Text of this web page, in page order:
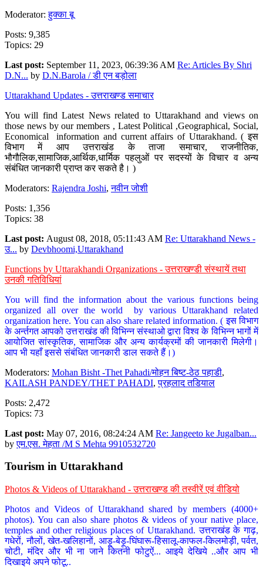
Moderator:हुक्का बू
Posts: 9,385
Topics: 29
Last post: September 11, 2023, 06:39:36 AM Re: Articles By Shri
D.N... by D.N.Barola / डी एन बड़ोला
Uttarakhand Updates - उत्तराखण्ड समाचार
You will find Latest News related to Uttarakhand and views on
those news by our members , Latest Political ,Geographical, Social,
Economical information and current affairs of Uttarakhand. ( इस
विभाग में आप उत्तराखंड के ताजा समाचार, राजनीतिक,
भौगौलिक,सामाजिक,आर्थिक,धार्मिक पहलुओं पर सदस्यों के विचार व अन्य
संबंधित जानकारी प्राप्त कर सकते है। )
Moderators: Rajendra Joshi,नवीन जोशी
Posts: 1,356
Topics: 38
Last post: August 08, 2018, 05:11:43 AM Re: Uttarakhand News -
उ... by Devbhoomi,Uttarakhand
Functions by Uttarakhandi Organizations - उत्तराखण्डी संस्थायें तथा
उनकी गतिविधियां
You will find the information about the various functions being
organized all over the world by various Uttarakhand related
organization here. You can also share related information. ( इस विभाग
के अर्न्तगत आपको उत्तराखंड की विभिन्न संस्थाओ द्वारा विश्व के विभिन्न भागों में
आयोजित सांस्कृतिक, सामाजिक और अन्य कार्यक्रमों की जानकारी मिलेगी।
आप भी यहाँ इससे संबंधित जानकारी डाल सकते हैं।)
Moderators: Mohan Bisht -Thet Pahadi/मोहन बिष्ट-ठेठ पहाडी,
KAILASH PANDEY/THET PAHADI,प्रहलाद तडियाल
Posts: 2,472
Topics: 73
Last post: May 07, 2016, 08:24:24 AM Re: Jangeeto ke Jugalban...
byएम.एस. मेहता /M S Mehta 9910532720
Tourism in Uttarakhand
Photos & Videos of Uttarakhand - उत्तराखण्ड की तस्वीरें एवं वीडियो
Photos and Videos of Uttarakhand shared by members (4000+
photos). You can also share photos & videos of your native place,
temples and other religious places of Uttarakhand. उत्तराखंड के गाढ़,
गधेरों, नौलों, खेत-खलिहानों, आड़ू-बेड़ू-घिंघारू-हिसालू-काफल-किलमोड़ी, पर्वत,
चोटी, मंदिर और भी ना जाने कितनी फोटुऐं... आइये देखिये ..और आप भी
दिखाइये अपने फोटू..